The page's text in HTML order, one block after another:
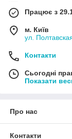
Працює з
м. Київ
ул.
Контакти
Сьогодні
Показати
Про нас
Контакти